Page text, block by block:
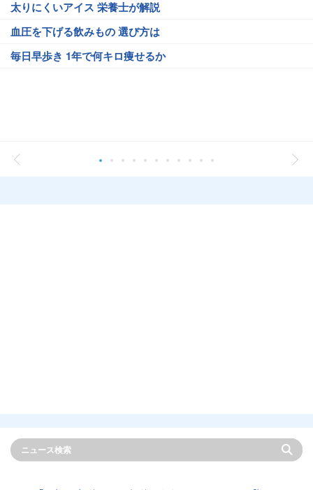
太りにくいアイス 栄養士が解説
血圧を下げる飲みもの 選び方は
毎日早歩き 1年で何キロ痩せるか